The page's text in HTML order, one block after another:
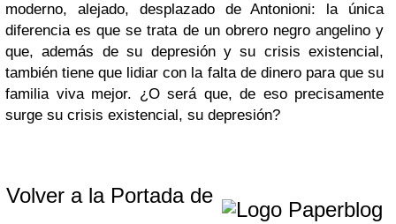
moderno, alejado, desplazado de Antonioni: la única
diferencia es que se trata de un obrero negro angelino y
que, además de su depresión y su crisis existencial,
también tiene que lidiar con la falta de dinero para que su
familia viva mejor. ¿O será que, de eso precisamente
surge su crisis existencial, su depresión?
Volver a la Portada de